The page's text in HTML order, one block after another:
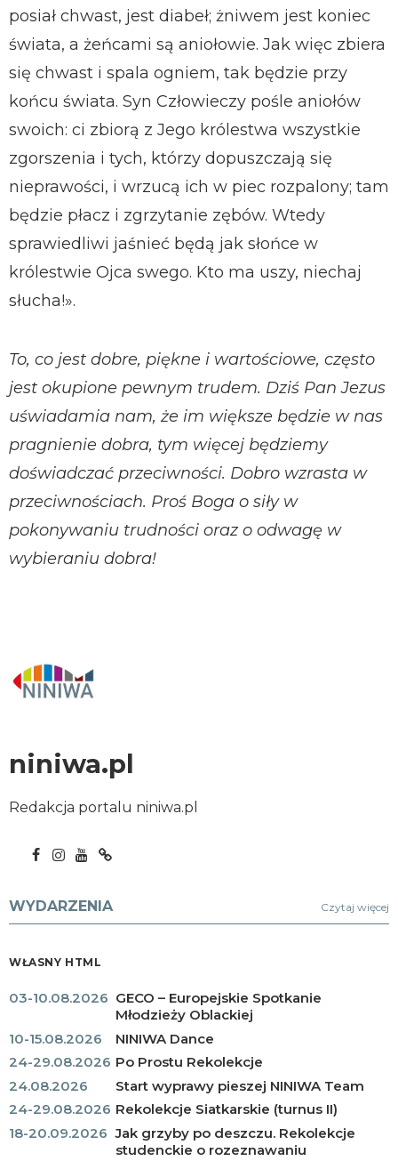
posiał chwast, jest diabeł; żniwem jest koniec
świata, a żeńcami są aniołowie. Jak więc zbiera
się chwast i spala ogniem, tak będzie przy
końcu świata. Syn Człowieczy pośle aniołów
swoich: ci zbiorą z Jego królestwa wszystkie
zgorszenia i tych, którzy dopuszczają się
nieprawości, i wrzucą ich w piec rozpalony; tam
będzie płacz i zgrzytanie zębów. Wtedy
sprawiedliwi jaśnieć będą jak słońce w
królestwie Ojca swego. Kto ma uszy, niechaj
słucha!».
To, co jest dobre, piękne i wartościowe, często
jest okupione pewnym trudem. Dziś Pan Jezus
uświadamia nam, że im większe będzie w nas
pragnienie dobra, tym więcej będziemy
doświadczać przeciwności. Dobro wzrasta w
przeciwnościach. Proś Boga o siły w
pokonywaniu trudności oraz o odwagę w
wybieraniu dobra!
niniwa.pl
Redakcja portalu niniwa.pl
WYDARZENIA Czytaj więcej
WŁASNY HTML
03-10.08.2026 GECO – Europejskie Spotkanie
Młodzieży Oblackiej
10-15.08.2026
NINIWA Dance
24-29.08.2026 Po Prostu Rekolekcje
24.08.2026
Start wyprawy pieszej NINIWA Team
24-29.08.2026 Rekolekcje Siatkarskie (turnus II)
18-20.09.2026 Jak grzyby po deszczu. Rekolekcje
studenckie o rozeznawaniu